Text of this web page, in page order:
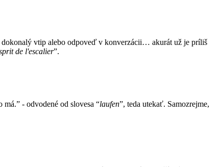
vtip alebo odpoveď v konverzácii… akurát už je príliš
de l'escalier”.
- odvodené od slovesa “laufen”, teda utekať. Samozrejme,